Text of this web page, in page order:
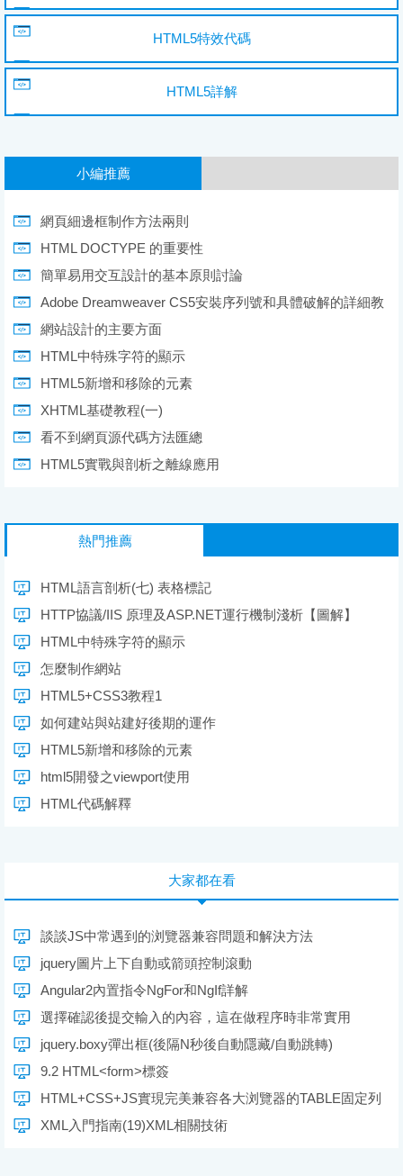
HTML5特效代碼
HTML5詳解
小編推薦
網頁細邊框制作方法兩則
HTML DOCTYPE 的重要性
簡單易用交互設計的基本原則討論
Adobe Dreamweaver CS5安裝序列號和具體破解的詳細教
網站設計的主要方面
HTML中特殊字符的顯示
HTML5新增和移除的元素
XHTML基礎教程(一)
看不到網頁源代碼方法匯總
HTML5實戰與剖析之離線應用
熱門推薦
HTML語言剖析(七) 表格標記
HTTP協議/IIS 原理及ASP.NET運行機制淺析【圖解】
HTML中特殊字符的顯示
怎麼制作網站
HTML5+CSS3教程1
如何建站與站建好後期的運作
HTML5新增和移除的元素
html5開發之viewport使用
HTML代碼解釋
大家都在看
談談JS中常遇到的浏覽器兼容問題和解決方法
jquery圖片上下自動或箭頭控制滾動
Angular2內置指令NgFor和NgIf詳解
選擇確認後提交輸入的內容，這在做程序時非常實用
jquery.boxy彈出框(後隔N秒後自動隱藏/自動跳轉)
9.2 HTML<form>標簽
HTML+CSS+JS實現完美兼容各大浏覽器的TABLE固定列
XML入門指南(19)XML相關技術